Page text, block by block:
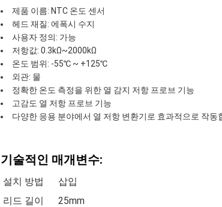
제품 이름: NTC 온도 센서
헤드 재질: 에폭시 수지
사용자 정의: 가능
저항값: 0.3kΩ~2000kΩ
온도 범위: -55℃ ~ +125℃
외관: 물
정확한 온도 측정을 위한 열 감지 저항 프로브 기능
고감도 열 저항 프로브 기능
다양한 응용 분야에서 열 저항 변환기로 효과적으로 작동
기술적인 매개변수:
설치 방법
삽입
리드 길이
25mm